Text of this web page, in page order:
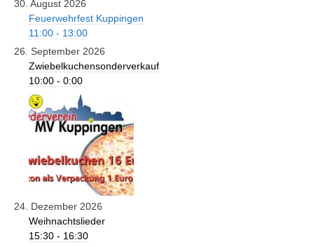
30. August 2026
Feuerwehrfest Kuppingen
11:00 - 13:00
26. September 2026
Zwiebelkuchensonderverkauf
10:00 - 0:00
24. Dezember 2026
Weihnachtslieder
15:30 - 16:30